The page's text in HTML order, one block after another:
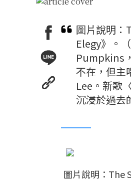
圖片說明
Elegy》。
Pumpkins
不在，但主
Lee。新歌
沉浸於過去
圖片說明：The